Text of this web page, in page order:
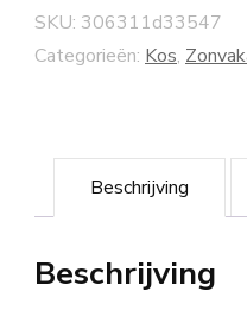
SKU: 306311d33547
Categorieën: Kos,
Beschrijving
Beschrijving